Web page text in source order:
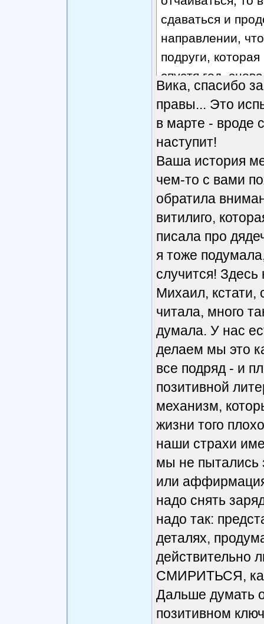
сдаваться и
направлении,
подруги,
спустя год,
здорового
Вика, спасибо
правы... Это
в марте - вроде
наступит!
Ваша история
чем-то с вами
обратила
витилиго,
писала про
я тоже
случится! Здесь
Михаил, кстати,
читала, много
думала. У нас
делаем мы это
все подряд - и
позитивной
механизм,
жизни того
наши страхи
мы не пытались
или
надо снять
надо так:
деталях,
действительно
СМИРИТЬСЯ,
Дальше думать
позитивном